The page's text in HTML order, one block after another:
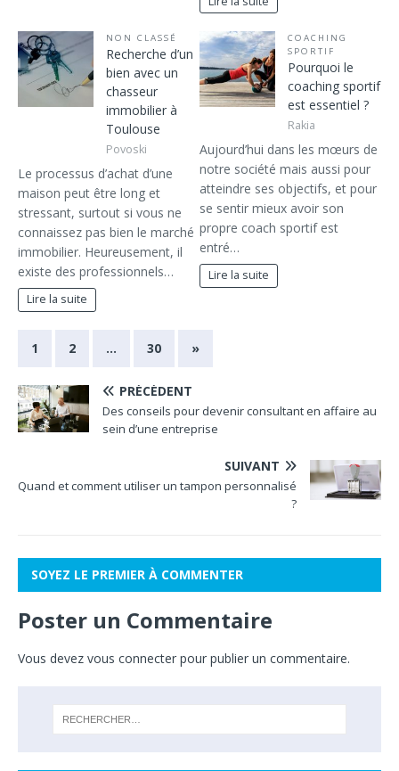
NON CLASSÉ
Recherche d’un
bien avec un
chasseur
immobilier à
Toulouse
Povoski
Le processus d’achat d’une
maison peut être long et
stressant, surtout si vous ne
connaissez pas bien le marché
immobilier. Heureusement, il
existe des professionnels…
Lire la suite
COACHING
SPORTIF
Pourquoi le
coaching sportif
est essentiel ?
Rakia
Aujourd’hui dans les mœurs de
notre société mais aussi pour
atteindre ses objectifs, et pour
se sentir mieux avoir son
propre coach sportif est
entré…
Lire la suite
1 2 … 30 »
PRÉCÉDENT
Des conseils pour devenir consultant en affaire au
sein d’une entreprise
SUIVANT
Quand et comment utiliser un tampon personnalisé
?
SOYEZ LE PREMIER À COMMENTER
Poster un Commentaire
Vous devez vous connecter pour publier un commentaire.